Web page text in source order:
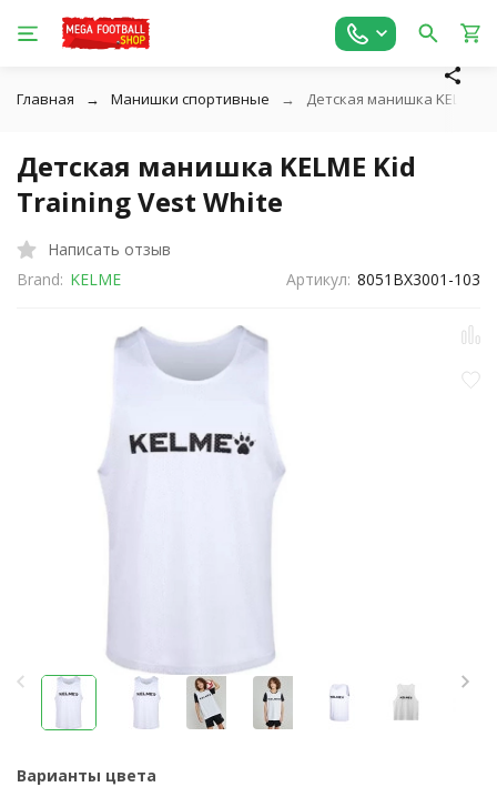
Главная Манишки спортивные Детская манишка KELME
Детская манишка KELME Kid
Training Vest White
Написать отзыв
Brand: KELME Артикул: 8051BX3001-103
Варианты цвета